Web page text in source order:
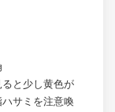
と少し黄色が
サミを注意喚